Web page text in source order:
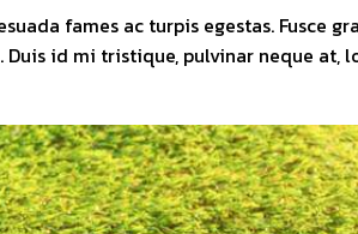
fames ac turpis egestas. Fusce
id mi tristique, pulvinar neque at,